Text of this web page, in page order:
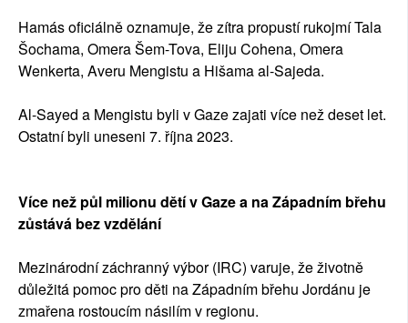
Hamás oficiálně oznamuje, že zítra propustí rukojmí Tala
Šochama, Omera Šem-Tova, Eliju Cohena, Omera
Wenkerta, Averu Mengistu a Hišama al-Sajeda.
Al-Sayed a Mengistu byli v Gaze zajati více než deset let.
Ostatní byli uneseni 7. října 2023.
Více než půl milionu dětí v Gaze a na Západním břehu
zůstává bez vzdělání
Mezinárodní záchranný výbor (IRC) varuje, že životně
důležitá pomoc pro děti na Západním břehu Jordánu je
zmařena rostoucím násilím v regionu.